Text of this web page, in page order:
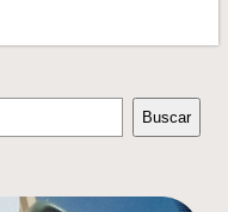
Buscar